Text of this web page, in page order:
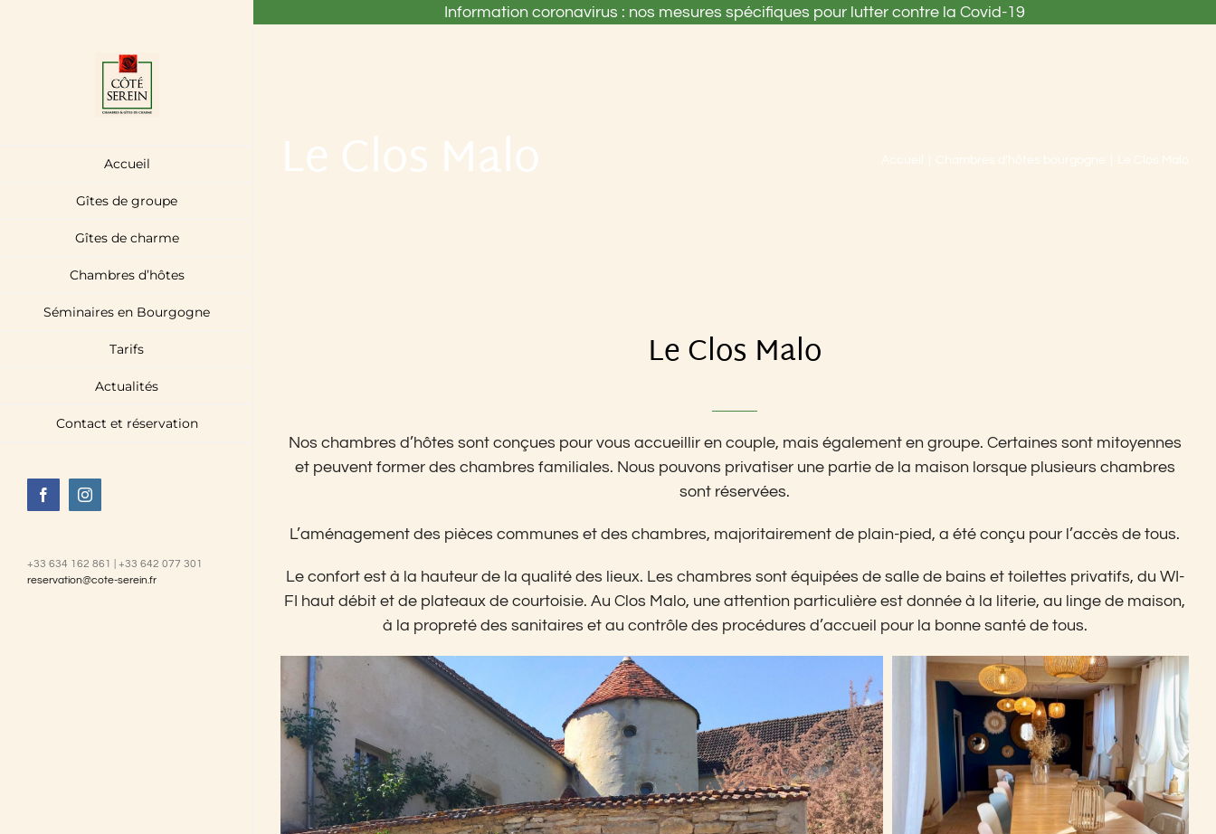
Information coronavirus : nos mesures spécifiques pour lutter contre la Covid-19
Accueil
Gîtes de groupe
Gîtes de charme
Chambres d’hôtes
Séminaires en Bourgogne
Tarifs
Actualités
Contact et réservation
FacebookInstagram
+33 634 162 861 | +33 642 077 301
reservation@cote-serein.fr
Le Clos Malo Accueil Chambres d’hôtes bourgogne Le Clos Malo
Le Clos Malo
Nos chambres d’hôtes sont conçues pour vous accueillir en couple, mais également en groupe. Certaines sont mitoyennes
et peuvent former des chambres familiales. Nous pouvons privatiser une partie de la maison lorsque plusieurs chambres
sont réservées.
L’aménagement des pièces communes et des chambres, majoritairement de plain-pied, a été conçu pour l’accès de tous.
Le confort est à la hauteur de la qualité des lieux. Les chambres sont équipées de salle de bains et toilettes privatifs, du WI-
FI haut débit et de plateaux de courtoisie. Au Clos Malo, une attention particulière est donnée à la literie, au linge de maison,
à la propreté des sanitaires et au contrôle des procédures d’accueil pour la bonne santé de tous.